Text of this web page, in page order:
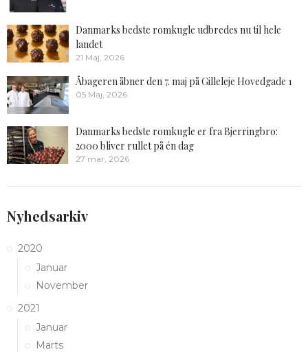
Danmarks bedste romkugle udbredes nu til hele
landet
21 Maj, 2026
Åbageren åbner den 7. maj på Gilleleje Hovedgade 1
05 Maj, 2026
Danmarks bedste romkugle er fra Bjerringbro:
2000 bliver rullet på én dag
27 mar, 2026
Nyhedsarkiv
2020
Januar
November
2021
Januar
Marts